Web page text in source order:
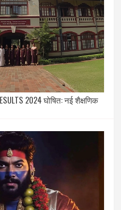
2024 घोषित: नई शैक्षणिक